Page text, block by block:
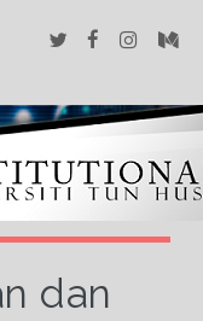
dan